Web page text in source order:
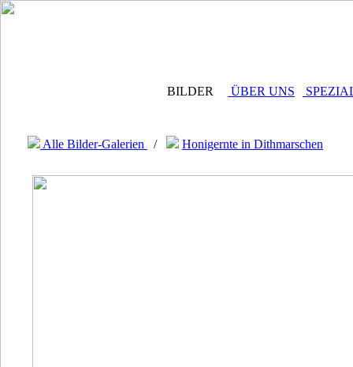
BILDER ÜBER UNS
Alle Bilder-Galerien / Honigernte in Dithmarschen